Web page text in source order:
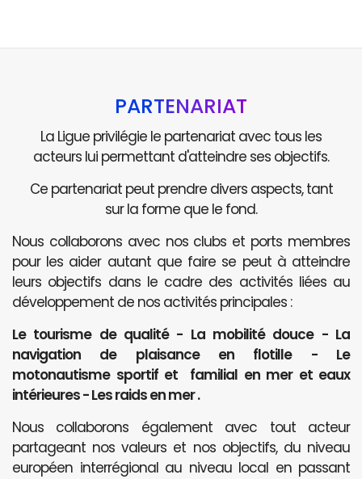
PARTENARIAT
La Ligue privilégie le partenariat avec tous les
acteurs lui permettant d'atteindre ses objectifs.
Ce partenariat peut prendre divers aspects, tant
sur la forme que le fond.
Nous collaborons avec nos clubs et ports membres
pour les aider autant que faire se peut à atteindre
leurs objectifs dans le cadre des activités liées au
développement de nos activités principales :
Le tourisme de qualité - La mobilité douce - La
navigation de plaisance en flotille - Le
motonautisme sportif et familial en mer et eaux
intérieures - Les raids en mer .
Nous collaborons également avec tout acteur
partageant nos valeurs et nos objectifs, du niveau
européen interrégional au niveau local en passant